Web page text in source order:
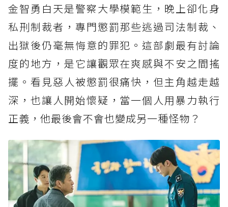
金智勇白天是警察大學模範生，晚上卻化身
私刑制裁者，專門懲罰那些逃過司法制裁、
出獄後仍毫無悔意的罪犯。這部劇最有討論
度的地方，是它讓觀眾在爽感與不安之間搖
擺。看見惡人被懲罰很痛快，但主角越走越
深，也讓人開始懷疑，當一個人用暴力執行
正義，他最後會不會也變成另一種怪物？